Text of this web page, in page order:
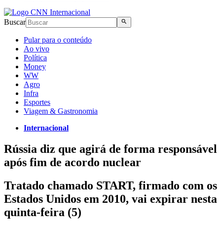
Buscar
Pular para o conteúdo
Ao vivo
Política
Money
WW
Agro
Infra
Esportes
Viagem & Gastronomia
Internacional
Rússia diz que agirá de forma responsável
após fim de acordo nuclear
Tratado chamado START, firmado com os
Estados Unidos em 2010, vai expirar nesta
quinta-feira (5)